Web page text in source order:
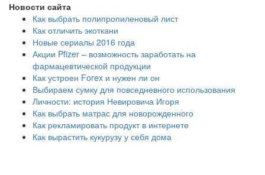
Новости сайта
Как выбрать полипропиленовый лист
Как отличить экоткани
Новые сериалы 2016 года
Акции Pfizer – возможность заработать на
фармацевтической продукции
Как устроен Forex и нужен ли он
Выбираем сумку для повседневного использования
Личности: история Невировича Игоря
Как выбрать матрас для новорожденного
Как рекламировать продукт в интернете
Как вырастить кукурузу у себя дома